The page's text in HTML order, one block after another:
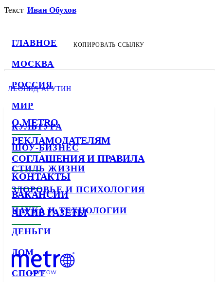
ГЛАВНОЕ
МОСКВА
РОССИЯ
МИР
КУЛЬТУРА
ШОУ-БИЗНЕС
СТИЛЬ ЖИЗНИ
ЗДОРОВЬЕ И ПСИХОЛОГИЯ
НАУКА И ТЕХНОЛОГИИ
ДЕНЬГИ
ДОМ
СПОРТ
Текст Иван Обухов
КОПИРОВАТЬ ССЫЛКУ
ЛЕОНИД АГУТИН
О METRO
РЕКЛАМОДАТЕЛЯМ
СОГЛАШЕНИЯ И ПРАВИЛА
КОНТАКТЫ
ВАКАНСИИ
АРХИВ ГАЗЕТЫ